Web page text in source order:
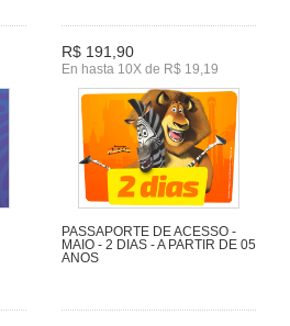
R$ 191,90
En hasta 10X de R$ 19,19
PASSAPORTE DE ACESSO -
MAIO - 2 DIAS - A PARTIR DE 05
ANOS